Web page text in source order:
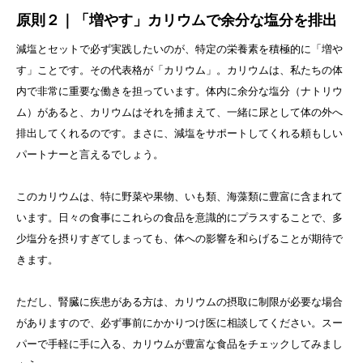
原則２｜「増やす」カリウムで余分な塩分を排出
減塩とセットで必ず実践したいのが、特定の栄養素を積極的に「増や
す」ことです。その代表格が「カリウム」。カリウムは、私たちの体
内で非常に重要な働きを担っています。体内に余分な塩分（ナトリウ
ム）があると、カリウムはそれを捕まえて、一緒に尿として体の外へ
排出してくれるのです。まさに、減塩をサポートしてくれる頼もしい
パートナーと言えるでしょう。
このカリウムは、特に野菜や果物、いも類、海藻類に豊富に含まれて
います。日々の食事にこれらの食品を意識的にプラスすることで、多
少塩分を摂りすぎてしまっても、体への影響を和らげることが期待で
きます。
ただし、腎臓に疾患がある方は、カリウムの摂取に制限が必要な場合
がありますので、必ず事前にかかりつけ医に相談してください。スー
パーで手軽に手に入る、カリウムが豊富な食品をチェックしてみまし